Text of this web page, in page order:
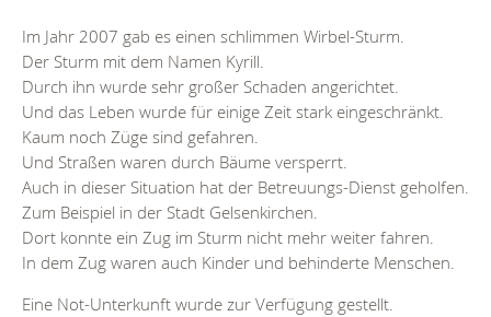
Im Jahr 2007 gab es einen schlimmen Wirbel-Sturm.
Der Sturm mit dem Namen Kyrill.
Durch ihn wurde sehr großer Schaden angerichtet.
Und das Leben wurde für einige Zeit stark eingeschränkt.
Kaum noch Züge sind gefahren.
Und Straßen waren durch Bäume versperrt.
Auch in dieser Situation hat der Betreuungs-Dienst geholfen.
Zum Beispiel in der Stadt Gelsenkirchen.
Dort konnte ein Zug im Sturm nicht mehr weiter fahren.
In dem Zug waren auch Kinder und behinderte Menschen.
Eine Not-Unterkunft wurde zur Verfügung gestellt.